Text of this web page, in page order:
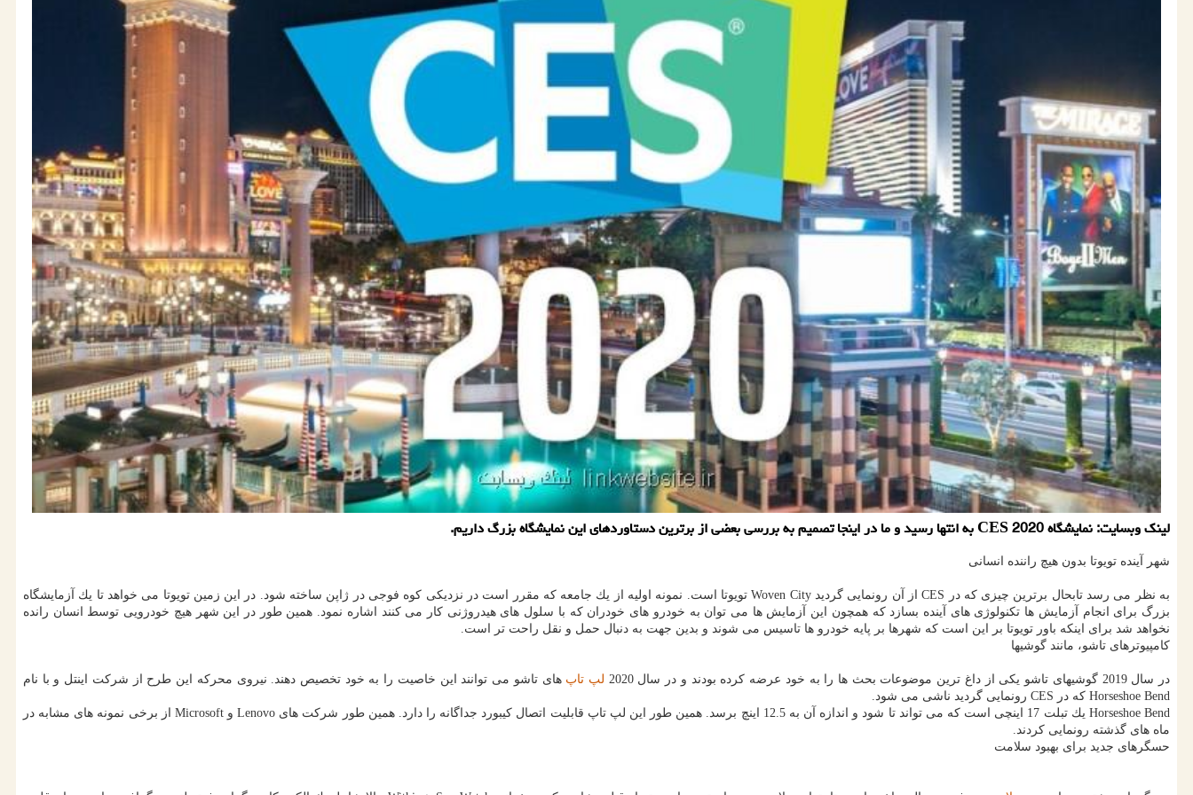
لینك وبسایت: نمایشگاه CES 2020 به انتها رسید و ما در اینجا تصمیم به بررسی بعضی از برترین دستاوردهای این نمایشگاه بزرگ داریم.
شهر آینده تویوتا بدون هیچ راننده انسانی
به نظر می رسد تابحال برترین چیزی كه در CES از آن رونمایی گردید Woven City تویوتا است. نمونه اولیه از یك جامعه كه مقرر است در نزدیكی كوه فوجی در ژاپن ساخته شود. در این زمین تویوتا می خواهد تا یك آزمایشگاه
بزرگ برای انجام آزمایش ها تكنولوژی های آینده بسازد كه همچون این آزمایش ها می توان به خودرو های خودران كه با سلول های هیدروژنی كار می كنند اشاره نمود. همین طور در این شهر هیچ خودرویی توسط انسان رانده
نخواهد شد برای اینكه باور تویوتا بر این است كه شهرها بر پایه خودرو ها تاسیس می شوند و بدین جهت به دنبال حمل و نقل راحت تر است.
كامپیوترهای تاشو، مانند گوشیها
در سال 2019 گوشیهای تاشو یكی از داغ ترین موضوعات بحث ها را به خود عرضه كرده بودند و در سال 2020 لپ تاپ های تاشو می توانند این خاصیت را به خود تخصیص دهند. نیروی محركه این طرح از شركت اینتل و با نام
Horseshoe Bend كه در CES رونمایی گردید ناشی می شود.
Horseshoe Bend یك تبلت 17 اینچی است كه می تواند تا شود و اندازه آن به 12.5 اینچ برسد. همین طور این لپ تاپ قابلیت اتصال كیبورد جداگانه را دارد. همین طور شركت های Lenovo و Microsoft از برخی نمونه های مشابه در
ماه های گذشته رونمایی كردند.
حسگرهای جدید برای بهبود سلامت